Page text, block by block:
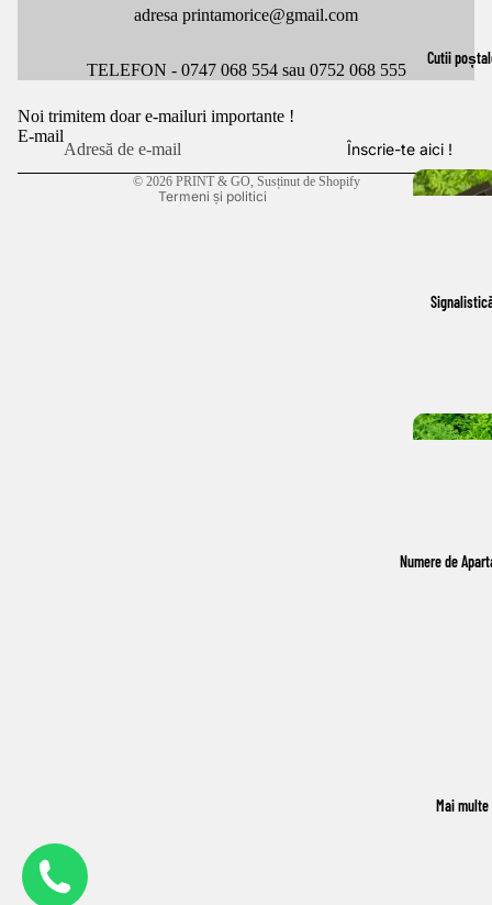
Cutii
Numere de
Mai multe
adresa printamorice@gmail.com
TELEFON - 0747 068 554 sau 0752 068 555
Noi trimitem doar e-mailuri importante !
E-mail
Înscrie-te aici !
© 2026 PRINT & GO , Susținut de Shopify
Termeni și politici
Politica de rambursare
Politica de expediere
Informații de contact